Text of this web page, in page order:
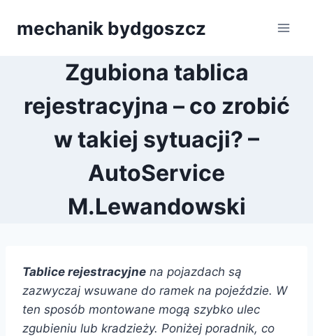
mechanik bydgoszcz
Zgubiona tablica
rejestracyjna – co zrobić
w takiej sytuacji? –
AutoService
M.Lewandowski
Tablice rejestracyjne na pojazdach są
zazwyczaj wsuwane do ramek na pojeździe. W
ten sposób montowane mogą szybko ulec
zgubieniu lub kradzieży. Poniżej poradnik, co